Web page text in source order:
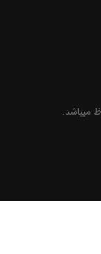
میباشد.